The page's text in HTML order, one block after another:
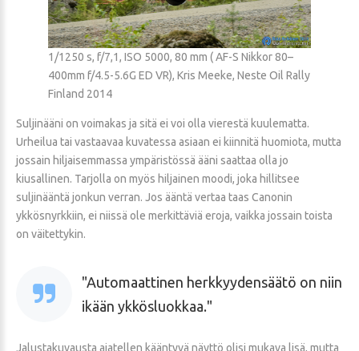
1/1250 s, f/7,1, ISO 5000, 80 mm ( AF-S Nikkor 80–
400mm f/4.5-5.6G ED VR), Kris Meeke, Neste Oil Rally
Finland 2014
Suljinääni on voimakas ja sitä ei voi olla vierestä kuulematta.
Urheilua tai vastaavaa kuvatessa asiaan ei kiinnitä huomiota, mutta
jossain hiljaisemmassa ympäristössä ääni saattaa olla jo
kiusallinen. Tarjolla on myös hiljainen moodi, joka hillitsee
suljinääntä jonkun verran. Jos ääntä vertaa taas Canonin
ykkösnyrkkiin, ei niissä ole merkittäviä eroja, vaikka jossain toista
on väitettykin.
Automaattinen herkkyydensäätö on niin
ikään ykkösluokkaa.
Jalustakuvausta ajatellen kääntyvä näyttö olisi mukava lisä, mutta